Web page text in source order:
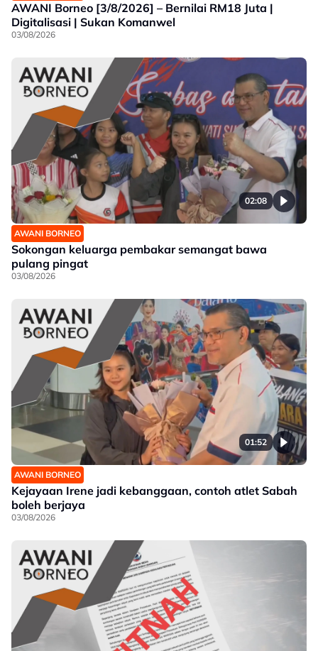
AWANI Borneo [3/8/2026] – Bernilai RM18 Juta |
Digitalisasi | Sukan Komanwel
03/08/2026
02:08
AWANI BORNEO
Sokongan keluarga pembakar semangat bawa
pulang pingat
03/08/2026
01:52
AWANI BORNEO
Kejayaan Irene jadi kebanggaan, contoh atlet Sabah
boleh berjaya
03/08/2026